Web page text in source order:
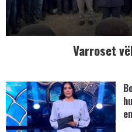
Varroset